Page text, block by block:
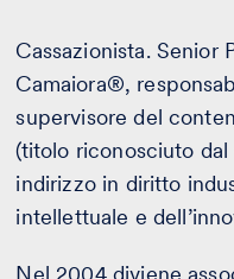
Cassazionista. Senior
Camaiora®,
supervisore del
(titolo riconosciuto
indirizzo in diritto
intellettuale e